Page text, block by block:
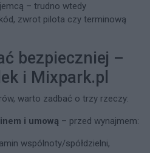
– trudno wtedy
zwrot pilota czy terminową
bezpieczniej –
i Mixpark.pl
warto zadbać o trzy rzeczy:
i umową – przed wynajmem:
wspólnoty/spółdzielni,